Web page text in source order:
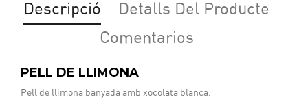
Descripció
Detalls Del Producte
Comentarios
PELL DE LLIMONA
Pell de llimona banyada amb xocolata blanca.